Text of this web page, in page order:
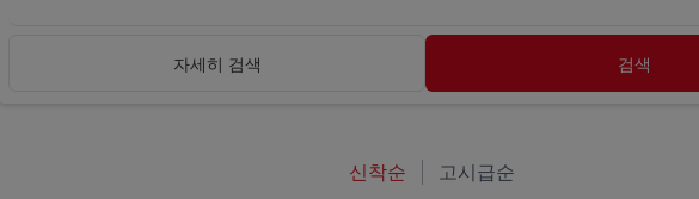
자세히 검색 검색
신착순 고시급순